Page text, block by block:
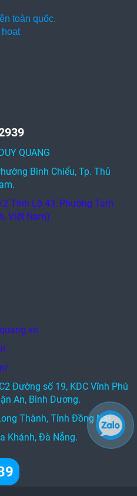
toàn quốc.
QUANG
Bình Chiểu, Tp. Thủ
Tỉnh Lộ 43, Phường Tam
Việt Nam)
Đường số 19, KDC Vĩnh Phú
An, Bình Dương.
Thành, Tỉnh Đồng Nai
Khánh, Đà Nẵng.